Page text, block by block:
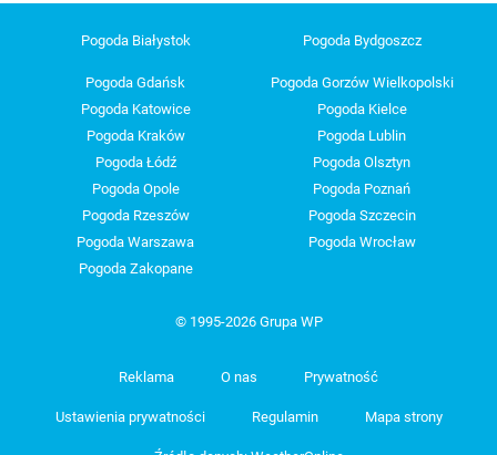
Pogoda Białystok Pogoda Bydgoszcz
Pogoda Gdańsk
Pogoda Gorzów Wielkopolski
Pogoda Katowice
Pogoda Kielce
Pogoda Kraków
Pogoda Lublin
Pogoda Łódź
Pogoda Olsztyn
Pogoda Opole
Pogoda Poznań
Pogoda Rzeszów
Pogoda Szczecin
Pogoda Warszawa
Pogoda Wrocław
Pogoda Zakopane
© 1995-2026 Grupa WP
Reklama O nas Prywatność
Ustawienia prywatności Regulamin Mapa strony